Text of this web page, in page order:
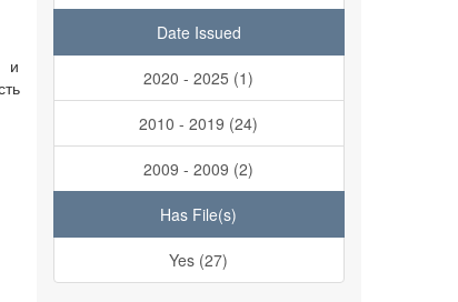
и
Date Issued
2020 - 2025 (1)
2010 - 2019 (24)
2009 - 2009 (2)
Has File(s)
Yes (27)